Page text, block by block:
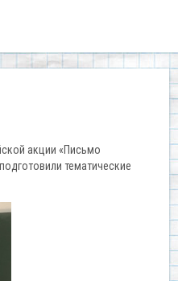
акции «Письмо
тематические